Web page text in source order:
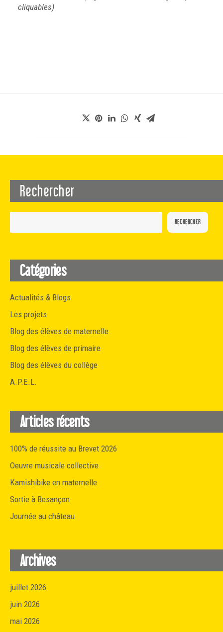
cliquables)
Rechercher
RECHERCHER
Catégories
Actualités & Blogs
Les projets
Blog des élèves de maternelle
Blog des élèves de primaire
Blog des élèves du collège
A.P.E.L.
Articles récents
100% de réussite au Brevet 2026
Oeuvre musicale collective
Kamishibike en maternelle
Sortie à Besançon
Journée au château
Archives
juillet 2026
juin 2026
mai 2026